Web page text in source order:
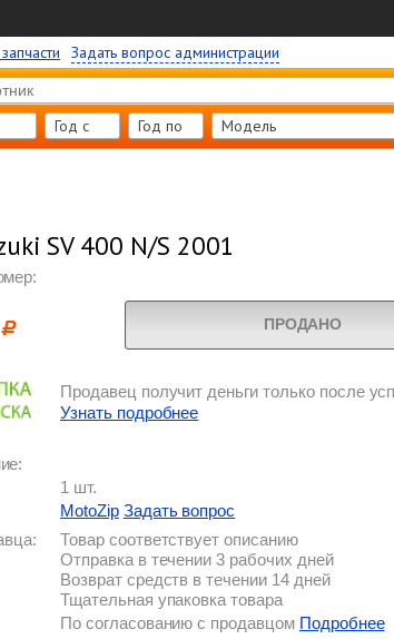
Задать вопрос администрации
Год c Год по Модель
SV 400 N/S 2001
ПРОДАНО
Продавец получит деньги только после
Узнать подробнее
1 шт.
MotoZip Задать вопрос
Товар соответствует описанию
Отправка в течении 3 рабочих дней
Возврат средств в течении 14 дней
Тщательная упаковка товара
По согласованию с продавцом Подробнее